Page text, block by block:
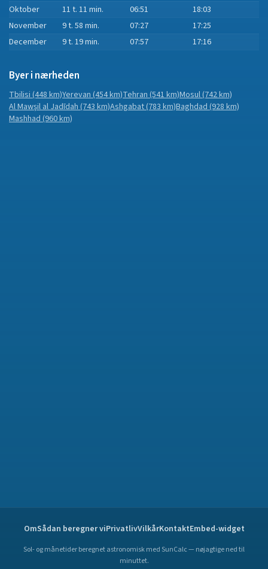
Oktober
11 t. 11 min. 06:51
18:03
November
9 t. 58 min. 07:27
17:25
December
9 t. 19 min. 07:57 17:16
Byer i nærheden
Tbilisi(448 km)Yerevan(454 km)Tehran(541 km)Mosul(742 km)
Al Mawşil al Jadīdah(743 km)Ashgabat(783 km)Baghdad(928 km)
Mashhad(960 km)
OmSådan beregner viPrivatlivVilkårKontaktEmbed-widget
Sol- og månetider beregnet astronomisk med SunCalc — nøjagtige ned til
minuttet.